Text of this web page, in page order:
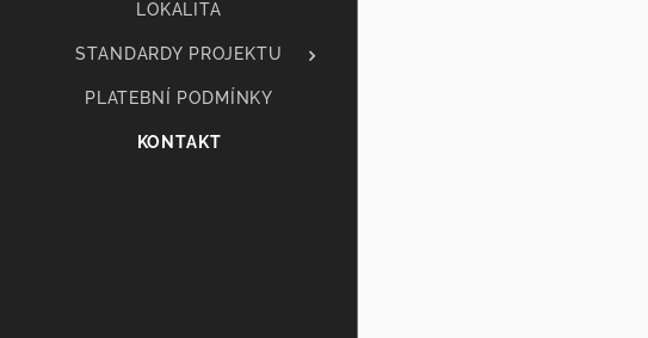
LOKALITA
STANDARDY PROJEKTU
PLATEBNÍ PODMÍNKY
KONTAKT